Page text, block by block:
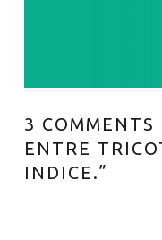
3 COMMENTS
ENTRE
INDICE.”